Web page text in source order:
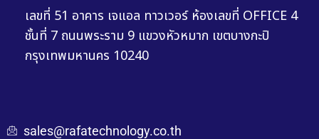
เลขที่ 51 อาคาร เจแอล ทาวเวอร์ ห้องเลขที่ OFFICE 4
ชั้นที่ 7 ถนนพระราม 9 แขวงหัวหมาก เขตบางกะปิ
กรุงเทพมหานคร 10240
sales@rafatechnology.co.th